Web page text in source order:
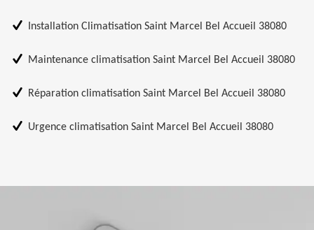
Installation Climatisation Saint Marcel Bel Accueil 38080
Maintenance climatisation Saint Marcel Bel Accueil 38080
Réparation climatisation Saint Marcel Bel Accueil 38080
Urgence climatisation Saint Marcel Bel Accueil 38080